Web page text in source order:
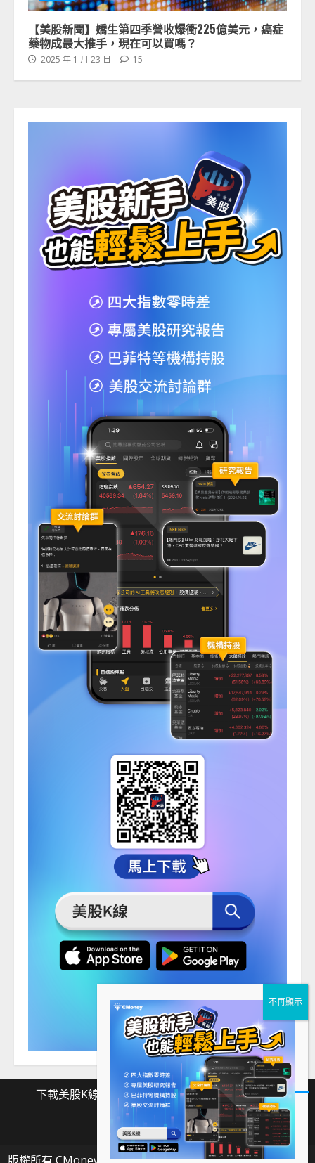
【美股新聞】嬌生第四季營收爆衝225億美元，癌症
藥物成最大推手，現在可以買嗎？
2025 年 1 月 23 日 15
下載美股K線 Facebook Instagram Twitter
載
Facebook
Instagram
Twitter